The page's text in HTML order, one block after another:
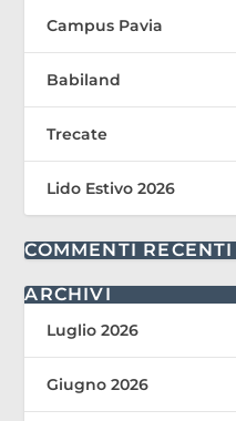
Campus Pavia
Babiland
Trecate
Lido Estivo 2026
COMMENTI RECENTI
ARCHIVI
Luglio 2026
Giugno 2026